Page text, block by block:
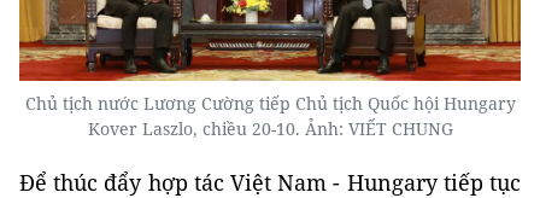
Chủ tịch nước Lương Cường tiếp Chủ tịch Quốc hội Hungary
Kover Laszlo, chiều 20-10. Ảnh: VIẾT CHUNG
Để thúc đẩy hợp tác Việt Nam - Hungary tiếp tục